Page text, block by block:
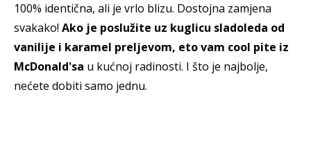
100% identična, ali je vrlo blizu. Dostojna zamjena
svakako! Ako je poslužite uz kuglicu sladoleda od
vanilije i karamel preljevom, eto vam cool pite iz
McDonald'sa u kućnoj radinosti. I što je najbolje,
nećete dobiti samo jednu.